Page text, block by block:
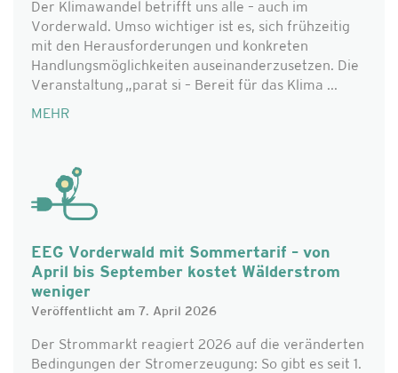
Der Klimawandel betrifft uns alle – auch im
Vorderwald. Umso wichtiger ist es, sich frühzeitig
mit den Herausforderungen und konkreten
Handlungsmöglichkeiten auseinanderzusetzen. Die
Veranstaltung „parat si – Bereit für das Klima ...
MEHR
EEG Vorderwald mit Sommertarif – von
April bis September kostet Wälderstrom
weniger
Veröffentlicht am 7. April 2026
Der Strommarkt reagiert 2026 auf die veränderten
Bedingungen der Stromerzeugung: So gibt es seit 1.